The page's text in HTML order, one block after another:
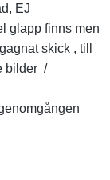
EJ
glapp finns men
skick , till
bilder /